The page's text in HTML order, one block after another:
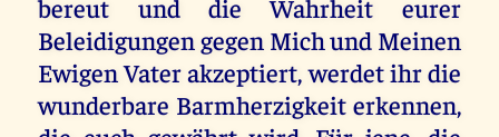
bereut und die Wahrheit eurer
Beleidigungen gegen Mich und Meinen
Ewigen Vater akzeptiert, werdet ihr die
wunderbare Barmherzigkeit erkennen,